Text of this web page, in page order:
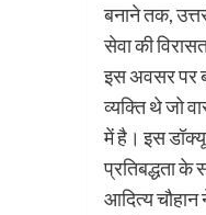
बनाने तक,
सेवा की
इस अवसर पर
व्यक्ति थे जो
में है। इस
प्रतिबद्धता के
आदित्य चौहान